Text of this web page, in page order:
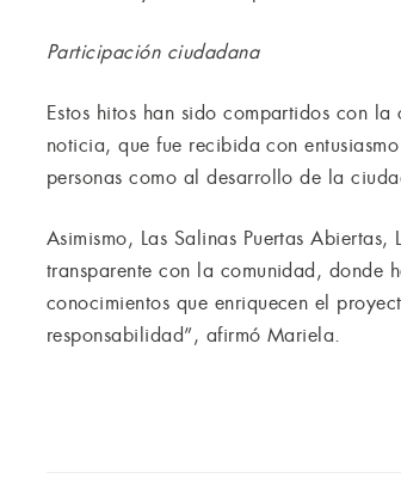
Participación ciudadana
Estos hitos han sido compartidos con
noticia, que fue recibida con
personas como al desarrollo de la
Asimismo, Las Salinas Puertas
transparente con la comunidad, donde
conocimientos que enriquecen el
responsabilidad”, afirmó Mariela.